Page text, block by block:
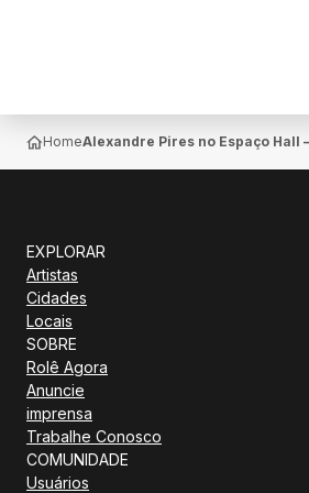
HomeAlexandre Pires no Espaço Hall
EXPLORAR
Artistas
Cidades
Locais
SOBRE
Rolê Agora
Anuncie
imprensa
Trabalhe Conosco
COMUNIDADE
Usuários